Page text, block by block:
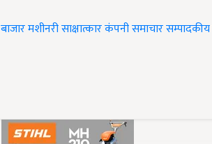
बाजारमशीनरीसाक्षात्कारकंपनी समाचारसम्पादकीय